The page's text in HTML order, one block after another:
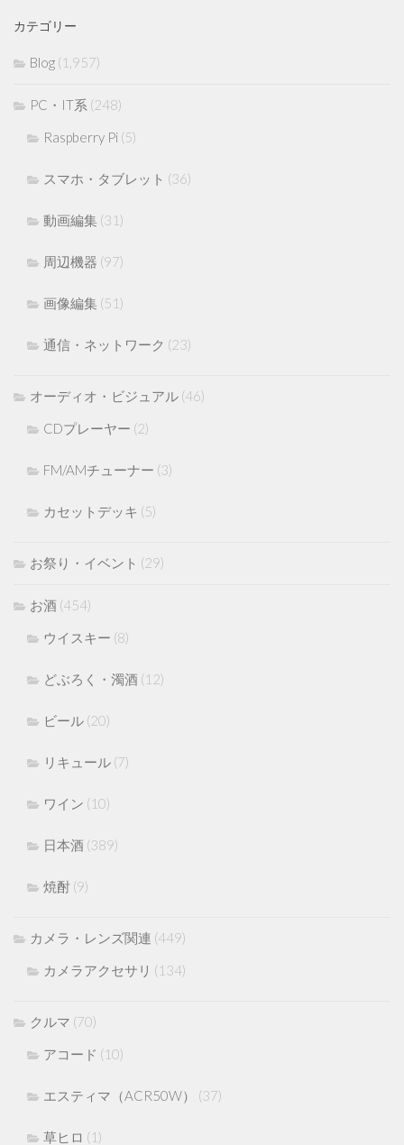
カテゴリー
Blog (1,957)
PC・IT系 (248)
Raspberry Pi (5)
スマホ・タブレット (36)
動画編集 (31)
周辺機器 (97)
画像編集 (51)
通信・ネットワーク (23)
オーディオ・ビジュアル (46)
CDプレーヤー (2)
FM/AMチューナー (3)
カセットデッキ (5)
お祭り・イベント (29)
お酒 (454)
ウイスキー (8)
どぶろく・濁酒 (12)
ビール (20)
リキュール (7)
ワイン (10)
日本酒 (389)
焼酎 (9)
カメラ・レンズ関連 (449)
カメラアクセサリ (134)
クルマ (70)
アコード (10)
エスティマ（ACR50W） (37)
草ヒロ (1)